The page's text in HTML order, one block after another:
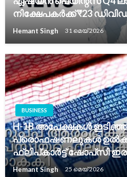
നിക്ഷേപകർക്ക് ₹23
Hemant Singh 31 മെയ്‌ 2026
BUSINESS
H-1B അപേക്ഷകൾ
പ്രൊഫഷണലുകൾ
ഫ്ലിപ്കാർട്ട് ഷോപ്‌സി
Hemant Singh 25 മെയ്‌ 2026